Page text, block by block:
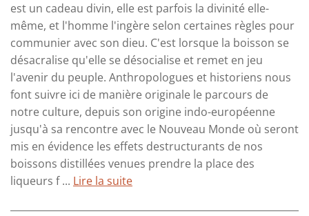
est un cadeau divin, elle est parfois la divinité elle-
même, et l'homme l'ingère selon certaines règles pour
communier avec son dieu. C'est lorsque la boisson se
désacralise qu'elle se désocialise et remet en jeu
l'avenir du peuple. Anthropologues et historiens nous
font suivre ici de manière originale le parcours de
notre culture, depuis son origine indo-européenne
jusqu'à sa rencontre avec le Nouveau Monde où seront
mis en évidence les effets destructurants de nos
boissons distillées venues prendre la place des
liqueurs f ... Lire la suite